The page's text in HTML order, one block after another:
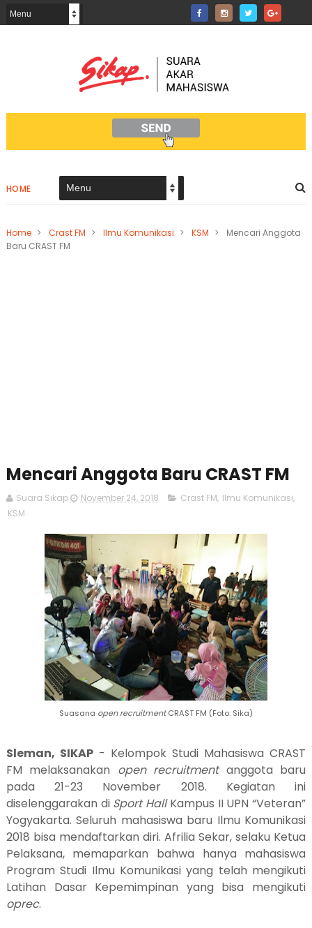
HOME
Home > Crast FM > Ilmu Komunikasi > KSM >
Mencari Anggota
Baru CRAST FM
Mencari Anggota Baru CRAST FM
Suara Sikap November 24, 2018 Crast FM, Ilmu Komunikasi,
KSM
Suasana open recruitmentCRAST FM (Foto: Sika)
Sleman, SIKAP- Kelompok Studi Mahasiswa CRAST
FM melaksanakan open recruitment anggota baru
pada 21-23 November 2018. Kegiatan ini
diselenggarakan di Sport HallKampus II UPN “Veteran”
Yogyakarta. Seluruh mahasiswa baru Ilmu Komunikasi
2018 bisa mendaftarkan diri. Afrilia Sekar, selaku Ketua
Pelaksana, memaparkan bahwa hanya mahasiswa
Program Studi Ilmu Komunikasi yang telah mengikuti
Latihan Dasar Kepemimpinan yang bisa mengikuti
oprec.